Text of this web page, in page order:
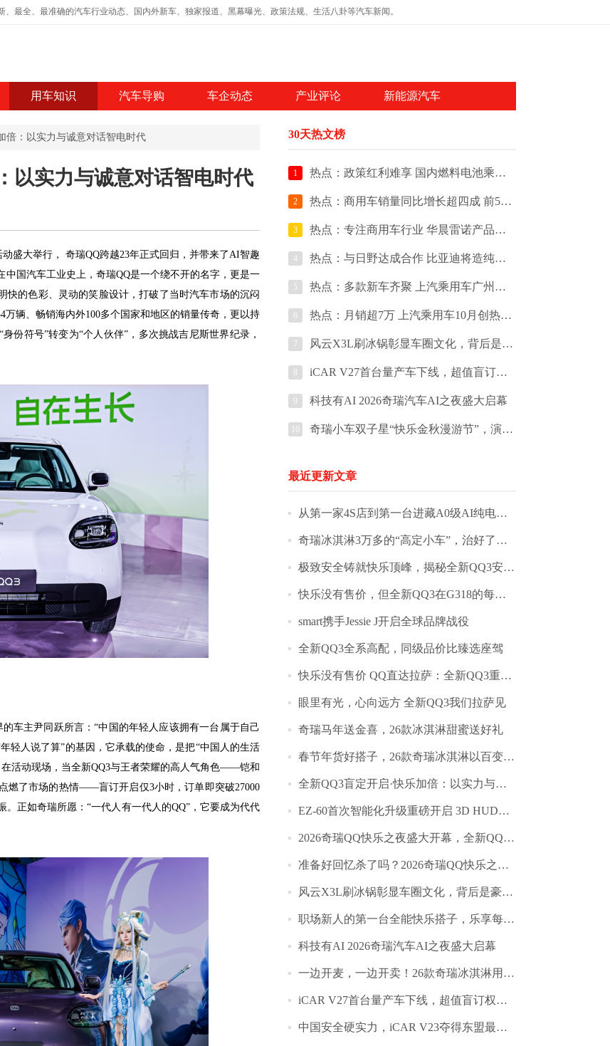
最全、最准确的汽车行业动态、国内外新车、独家报道、黑幕曝光、政策法规、生活八卦等汽车新闻。
用车知识 汽车导购 车企动态 产业评论 新能源汽车
倍：以实力与诚意对话智电时代
以实力与诚意对话智电时代
盛大举行， 奇瑞QQ跨越23年正式回归，并带来了AI智趣
国汽车工业史上，奇瑞QQ是一个绕不开的名字，更是一
快的色彩、灵动的笑脸设计，打破了当时汽车市场的沉闷
辆、畅销海内外100多个国家和地区的销量传奇，更以持
份符号”转变为“个人伙伴”，多次挑战吉尼斯世界纪录，
车主尹同跃所言：“中国的年轻人应该拥有一台属于自己
轻人说了算”的基因，它承载的使命，是把“中国人的生活
活动现场，当全新QQ3与王者荣耀的高人气角色——铠和
燃了市场的热情——盲订开启仅3小时，订单即突破27000
正如奇瑞所愿：“一代人有一代人的QQ”，它要成为代代
30天热文榜
1 热点：政策红利难享 国内燃料电池乘用车快速发展迷茫
2 热点：商用车销量同比增长超四成 前5皮卡销量占比超80%
3 热点：专注商用车行业 华晨雷诺产品规划曝光
4 热点：与日野达成合作 比亚迪将造纯电动商用车
5 热点：多款新车齐聚 上汽乘用车广州车展阵容
6 热点：月销超7万 上汽乘用车10月创热销新纪录
7 风云X3L刷冰锅彰显车圈文化，背后是豪华价值的下探
iCAR V27首台量产车下线，超值盲订权益同步解锁
9 科技有AI 2026奇瑞汽车AI之夜盛大启幕
奇瑞小车双子星“快乐金秋漫游节”，演绎小车热潮期的出行张力
最近更新文章
从第一家4S店到第一台进藏A0级AI纯电轿车：QQ与拉萨的情缘
奇瑞冰淇淋3万多的“高定小车”，治好了我的接娃焦虑
极致安全铸就快乐顶峰，揭秘全新QQ3安全底气
快乐没有售价，但全新QQ3在G318的每一个瞬间都值得收藏
smart携手Jessie J开启全球品牌战役
全新QQ3全系高配，同级品价比臻选座驾
快乐没有售价 QQ直达拉萨：全新QQ3重走拉萨路，再续快乐缘
眼里有光，心向远方 全新QQ3我们拉萨见
奇瑞马年送金喜，26款冰淇淋甜蜜送好礼
春节年货好搭子，26款奇瑞冰淇淋以百变空间装下团圆年味
全新QQ3盲定开启·快乐加倍：以实力与诚意对话智电时代
EZ-60首次智能化升级重磅开启 3D HUD行业首发“3D立牌指引”
2026奇瑞QQ快乐之夜盛大开幕，全新QQ3开启盲订
准备好回忆杀了吗？2026奇瑞QQ快乐之夜开启倒计时
风云X3L刷冰锅彰显车圈文化，背后是豪华价值的下探
职场新人的第一台全能快乐搭子，乐享每一天
科技有AI 2026奇瑞汽车AI之夜盛大启幕
一边开麦，一边开卖！26款奇瑞冰淇淋用“亲民剧本”立“高定人设”
iCAR V27首台量产车下线，超值盲订权益同步解锁
中国安全硬实力，iCAR V23夺得东盟最高五星认证，树立全球安全标杆